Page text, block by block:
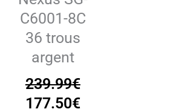
C6001-8C
36 trous
argent
239.99€
Le
177.50€Le